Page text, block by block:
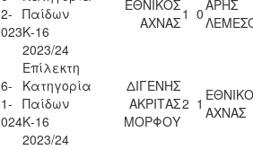
Παίδων
Κ-16
2023/24
ΕΘΝΙΚΟΣ
ΑΧΝΑΣ1 0ΑΡΗΣ
Επίλεκτη
Κατηγορία
Παίδων
Κ-16
2023/24
ΔΙΓΕΝΗΣ
ΑΚΡΙΤΑΣ
ΜΟΡΦΟΥ
2 1 ΑΧΝΑΣ